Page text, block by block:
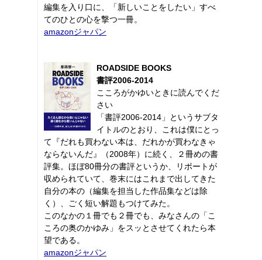
編集を入り口に、「新しいことをしたい」すべ
てのひとの心を撃つ一冊。
amazonジャパン
ROADSIDE BOOKS
書評2006-2014
こころがかゆいときに読んでくだ
さい
「書評2006-2014」というサブタ
イトルのとおり、これは僕にとっ
て『だれも買わない本は、だれかが買わなきゃ
ならないんだ』（2008年）に続く、２冊めの書
評集。ほぼ80冊分の書評というか、リポートが
収められていて、巻末にはこれまで出してきた
自分の本の（編集を担当した作品集などは除
く）、ごく短い解題もつけてみた。
このなかの１冊でも２冊でも、みなさんの「こ
ころの奥のかゆみ」をスッとさせてくれたら本
望である。
amazonジャパン